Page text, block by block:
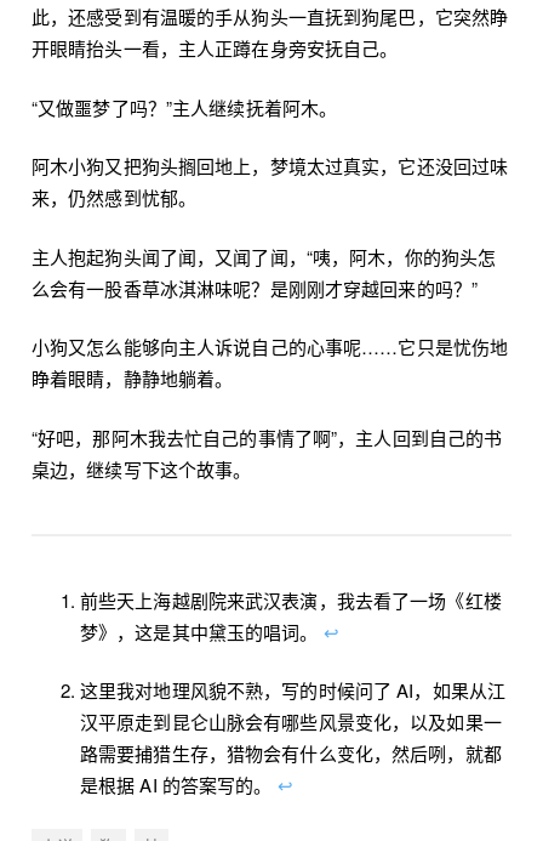
此，还感受到有温暖的手从狗头一直抚到狗尾巴，它突然睁
开眼睛抬头一看，主人正蹲在身旁安抚自己。
“又做噩梦了吗？”主人继续抚着阿木。
阿木小狗又把狗头搁回地上，梦境太过真实，它还没回过味
来，仍然感到忧郁。
主人抱起狗头闻了闻，又闻了闻，“咦，阿木，你的狗头怎
么会有一股香草冰淇淋味呢？是刚刚才穿越回来的吗？”
小狗又怎么能够向主人诉说自己的心事呢……它只是忧伤地
睁着眼睛，静静地躺着。
“好吧，那阿木我去忙自己的事情了啊”，主人回到自己的书
桌边，继续写下这个故事。
前些天上海越剧院来武汉表演，我去看了一场《红楼
梦》，这是其中黛玉的唱词。 ↩︎
这里我对地理风貌不熟，写的时候问了 AI，如果从江
汉平原走到昆仑山脉会有哪些风景变化，以及如果一
路需要捕猎生存，猎物会有什么变化，然后咧，就都
是根据 AI 的答案写的。 ↩︎